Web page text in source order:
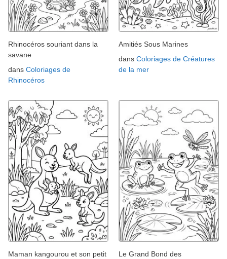
Rhinocéros souriant dans la
savane
dans Coloriages de
Rhinocéros
Amitiés Sous Marines
dans Coloriages de Créatures
de la mer
Maman kangourou et son petit
Le Grand Bond des